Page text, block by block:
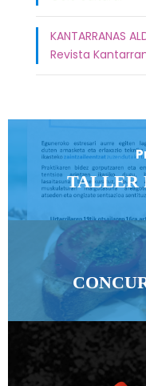
KANTARRANAS
Revista
TALLER